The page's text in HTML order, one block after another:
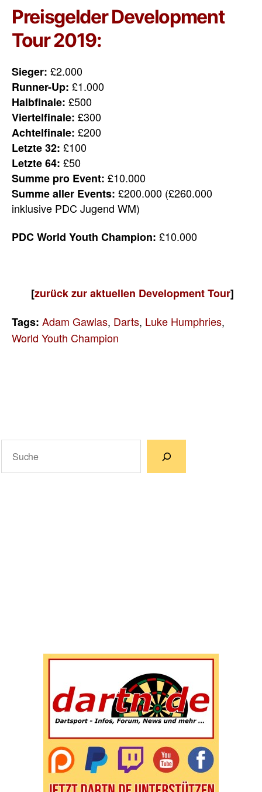
Preisgelder Development
Tour 2019:
Sieger: £2.000
Runner-Up: £1.000
Halbfinale: £500
Viertelfinale: £300
Achtelfinale: £200
Letzte 32: £100
Letzte 64: £50
Summe pro Event: £10.000
Summe aller Events: £200.000 (£260.000
inklusive PDC Jugend WM)
PDC World Youth Champion: £10.000
[zurück zur aktuellen Development Tour]
Tags: Adam Gawlas, Darts, Luke Humphries,
World Youth Champion